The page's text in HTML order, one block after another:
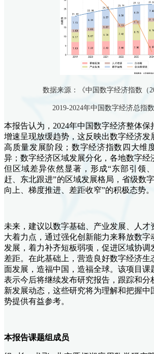
数据来源：《中国数字经济指数（
2019-2024年中国数字经济总指
本报告认为，2024年中国数字经济整体保
增速呈现放缓趋势，这反映出数字经济发
高质量发展阶段；数字经济指数四大维
异；数字经济区域发展分化，各地数字经
但区域差异依然显著，形成“东部引领
赶、东北跟进”的区域发展格局，省级数
向上、梯度推进、差距收窄”的积极态势。
未来，建议以数字基础、产业发展、人才
大着力点，通过强化创新能力来释放数字
发展，着力补齐短板弱项，促进区域协调
差距。在此基础上，营造良好数字经济生
面发展，造福中国，造福全球。该项目课
表示今后将继续发布研究报告，跟踪和分
新发展动态，这些研究将为理解和把握中
势提供有益参考。
本报告课题组成员